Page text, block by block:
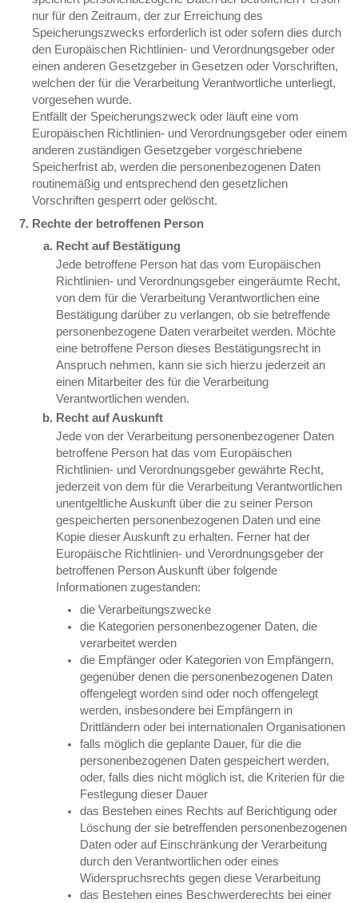
nur für den Zeitraum, der zur Erreichung des
Speicherungszwecks erforderlich ist oder sofern dies durch
den Europäischen Richtlinien- und Verordnungsgeber oder
einen anderen Gesetzgeber in Gesetzen oder Vorschriften,
welchen der für die Verarbeitung Verantwortliche unterliegt,
vorgesehen wurde.
Entfällt der Speicherungszweck oder läuft eine vom
Europäischen Richtlinien- und Verordnungsgeber oder einem
anderen zuständigen Gesetzgeber vorgeschriebene
Speicherfrist ab, werden die personenbezogenen Daten
routinemäßig und entsprechend den gesetzlichen
Vorschriften gesperrt oder gelöscht.
Rechte der betroffenen Person
Recht auf Bestätigung
Jede betroffene Person hat das vom Europäischen
Richtlinien- und Verordnungsgeber eingeräumte Recht,
von dem für die Verarbeitung Verantwortlichen eine
Bestätigung darüber zu verlangen, ob sie betreffende
personenbezogene Daten verarbeitet werden. Möchte
eine betroffene Person dieses Bestätigungsrecht in
Anspruch nehmen, kann sie sich hierzu jederzeit an
einen Mitarbeiter des für die Verarbeitung
Verantwortlichen wenden.
Recht auf Auskunft
Jede von der Verarbeitung personenbezogener Daten
betroffene Person hat das vom Europäischen
Richtlinien- und Verordnungsgeber gewährte Recht,
jederzeit von dem für die Verarbeitung Verantwortlichen
unentgeltliche Auskunft über die zu seiner Person
gespeicherten personenbezogenen Daten und eine
Kopie dieser Auskunft zu erhalten. Ferner hat der
Europäische Richtlinien- und Verordnungsgeber der
betroffenen Person Auskunft über folgende
Informationen zugestanden:
die Verarbeitungszwecke
die Kategorien personenbezogener Daten, die
verarbeitet werden
die Empfänger oder Kategorien von Empfängern,
gegenüber denen die personenbezogenen Daten
offengelegt worden sind oder noch offengelegt
werden, insbesondere bei Empfängern in
Drittländern oder bei internationalen Organisationen
falls möglich die geplante Dauer, für die die
personenbezogenen Daten gespeichert werden,
oder, falls dies nicht möglich ist, die Kriterien für die
Festlegung dieser Dauer
das Bestehen eines Rechts auf Berichtigung oder
Löschung der sie betreffenden personenbezogenen
Daten oder auf Einschränkung der Verarbeitung
durch den Verantwortlichen oder eines
Widerspruchsrechts gegen diese Verarbeitung
das Bestehen eines Beschwerderechts bei einer